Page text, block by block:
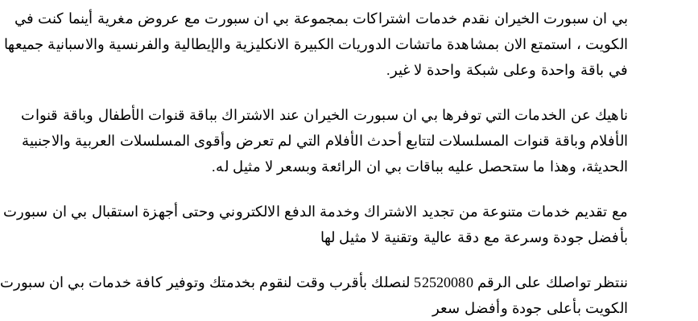
بي ان سبورت الخيران نقدم خدمات اشتراكات بمجموعة بي ان سبورت مع عروض مغرية أينما كنت في
الكويت ، استمتع الان بمشاهدة ماتشات الدوريات الكبيرة الانكليزية والإيطالية والفرنسية والاسبانية جميعها
في باقة واحدة وعلى شبكة واحدة لا غير.
ناهيك عن الخدمات التي توفرها بي ان سبورت الخيران عند الاشتراك بباقة قنوات الأطفال وباقة قنوات
الأفلام وباقة قنوات المسلسلات لتتابع أحدث الأفلام التي لم تعرض وأقوى المسلسلات العربية والاجنبية
الحديثة، وهذا ما ستحصل عليه بباقات بي ان الرائعة وبسعر لا مثيل له.
مع تقديم خدمات متنوعة من تجديد الاشتراك وخدمة الدفع الالكتروني وحتى أجهزة استقبال بي ان سبورت
بأفضل جودة وسرعة مع دقة عالية وتقنية لا مثيل لها
ننتظر تواصلك على الرقم 52520080 لنصلك بأقرب وقت لنقوم بخدمتك وتوفير كافة خدمات بي ان سبورت
الكويت بأعلى جودة وأفضل سعر